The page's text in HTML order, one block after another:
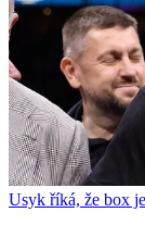
Usyk říká, že box